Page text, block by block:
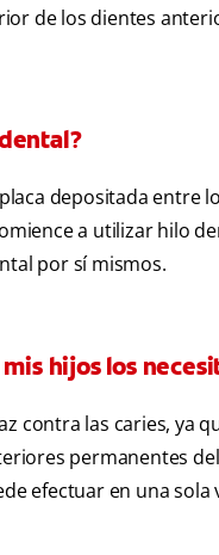
de los dientes
depositada entre
a utilizar hilo
por sí mismos.
hijos los
contra las caries, ya
permanentes
efectuar en una